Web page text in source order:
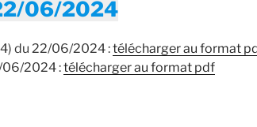
06/2024
du 22/06/2024 :télécharger au format
06/2024 :télécharger au format pdf